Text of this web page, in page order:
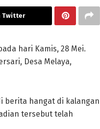
Twitter
hari Kamis, 28 Mei.
Desa Melaya,
berita hangat di kalangan
tersebut telah